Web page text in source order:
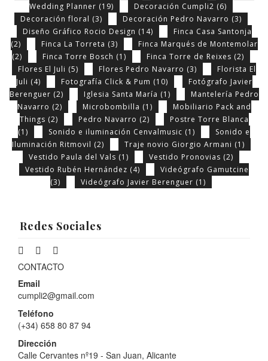
Wedding Planner (19) Decoración Cumpli2 (6)
Decoración floral (3) Decoración Pedro Navarro (3)
Diseño Gráfico Rocio Design (14)
Finca Casa Santonja
(2)
Finca La Torreta (3)
Finca Marqués de Montemolar
(2)
Finca Torre Bosch (1) Finca Torre de Reixes (2)
Flores El Juli (5) Flores Pedro Navarro (3)
Florista El
Juli (4) Fotografía Click & Pum (10)
Fotógrafo Javier
Berenguer (2) Iglesia Santa María (1)
Mantelería Pedro
Navarro (2) Microbombilla (1)
Mobiliario Pack and
Things (2) Pedro Navarro (2)
Postre Torre Blanca
(1)
Sonido e iluminación Cenvalmusic (1)
Sonido e
Iluminación Ritmovil (2) Traje novio Giorgio Armani (1)
Vestido Paula del Vals (1) Vestido Pronovias (2)
Vestido Rubén Hernández (4)
Videógrafo Gamutcine
(3)
Videógrafo Javier Berenguer (1)
Redes Sociales
CONTACTO
Email
cumpli2@gmail.com
Teléfono
(+34) 658 80 87 94
Dirección
Calle Cervantes nº19 - San Juan, Alicante